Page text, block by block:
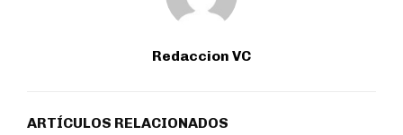
Redaccion VC
ARTÍCULOS RELACIONADOS